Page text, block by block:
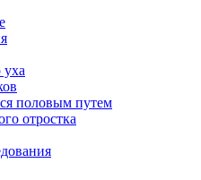
уха
половым путем
отростка